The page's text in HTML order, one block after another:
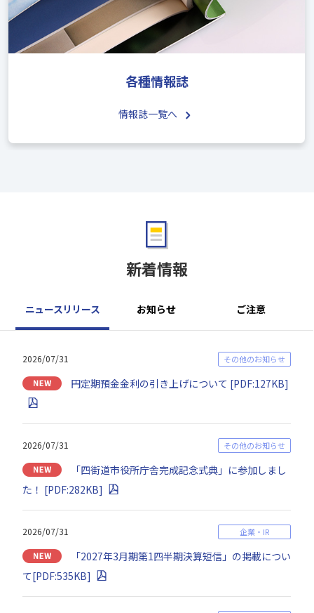
各種情報誌
情報誌一覧へ
新着情報
ニュースリリース お知らせ ご注意
2026/07/31 その他のお知らせ
円定期預金金利の引き上げについて [PDF:127KB]
2026/07/31 その他のお知らせ
「四街道市役所庁舎完成記念式典」に参加しまし
た！ [PDF:282KB]
2026/07/31 企業・IR
「2027年3月期第1四半期決算短信」の掲載につい
て[PDF:535KB]